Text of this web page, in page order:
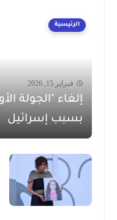
الرئيسية
فبراير 15, 2026
بسبب إسرائيل